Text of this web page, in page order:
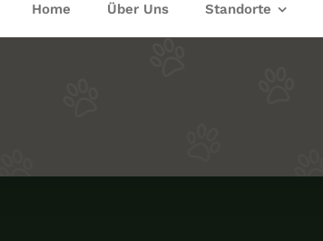
Home Über Uns Standorte